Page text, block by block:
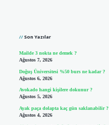
Son Yazılar
Mailde 3 nokta ne demek ?
Ağustos 7, 2026
Doğuş Üniversitesi %50 burs ne kadar ?
Ağustos 6, 2026
Avokado hangi kişilere dokunur ?
Ağustos 5, 2026
Ayak paça dolapta kaç gün saklanabilir ?
Ağustos 4, 2026